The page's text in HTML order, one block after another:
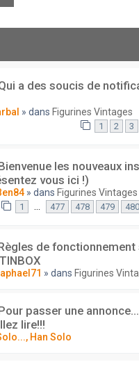
a des soucis de
» dans Figurines Vintages
1 2 3
les nouveaux
vous ici !)
» dans Figurines Vintages
1 … 477 478 479 480
de fonctionnement
» dans Figurines
passer une
lire!!!
Han Solo